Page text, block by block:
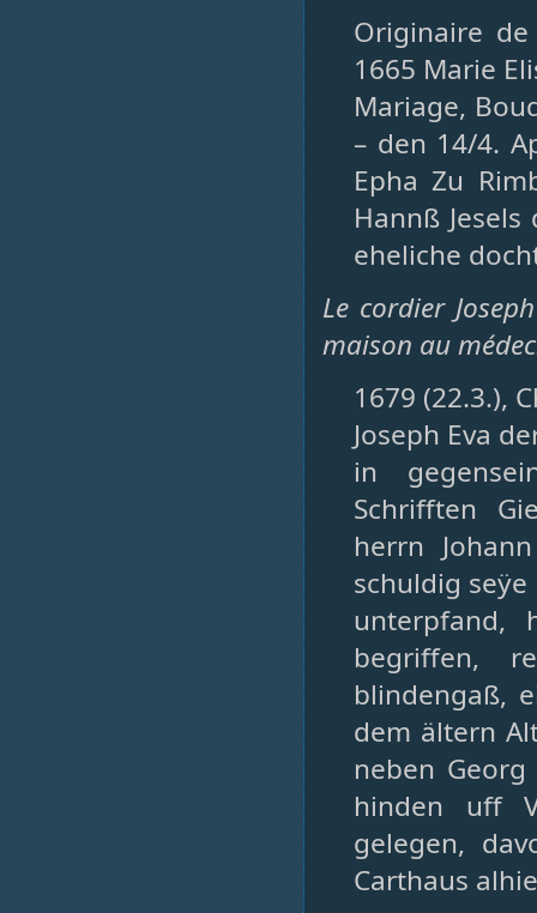
Originaire
1665 Marie
Mariage,
– den 14/4.
Epha Zu
Hannß
eheliche
Le cordier
maison au
1679 (22.3.),
Joseph Eva
in
Schrifften
herrn
schuldig seÿe
unterpfand,
begriffen,
blindengaß,
dem ältern
neben
hinden uff
gelegen,
Carthaus alhie